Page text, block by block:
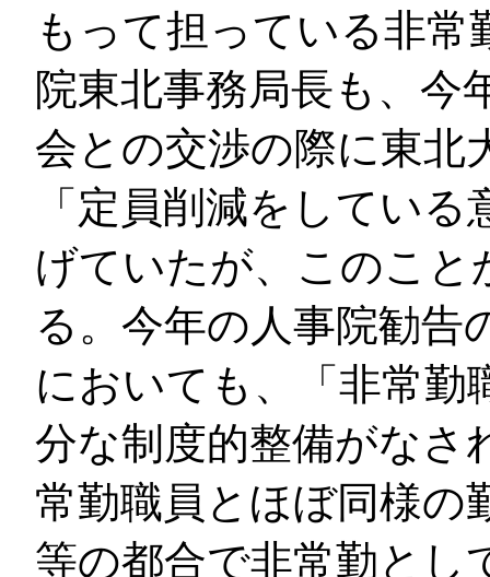
もって担っている非
院東北事務局長も、今
会との交渉の際に東北
「定員削減をしてい
げていたが、このこ
る。今年の人事院勧告
においても、「非常勤
分な制度的整備がなさ
常勤職員とほぼ同様の
等の都合で非常勤とし